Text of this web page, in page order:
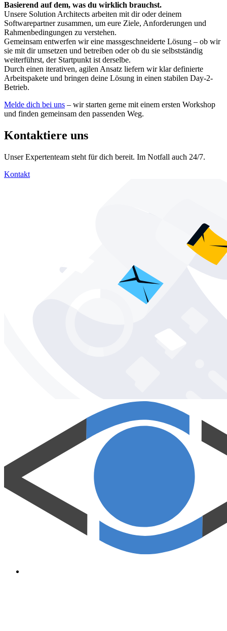
Basierend auf dem, was du wirklich brauchst.
Unsere Solution Architects arbeiten mit dir oder deinem
Softwarepartner zusammen, um eure Ziele, Anforderungen und
Rahmenbedingungen zu verstehen.
Gemeinsam entwerfen wir eine massgeschneiderte Lösung – ob wir
sie mit dir umsetzen und betreiben oder ob du sie selbstständig
weiterführst, der Startpunkt ist derselbe.
Durch einen iterativen, agilen Ansatz liefern wir klar definierte
Arbeitspakete und bringen deine Lösung in einen stabilen Day-2-
Betrieb.
Melde dich bei uns – wir starten gerne mit einem ersten Workshop
und finden gemeinsam den passenden Weg.
Kontaktiere uns
Unser Expertenteam steht für dich bereit. Im Notfall auch 24/7.
Kontakt